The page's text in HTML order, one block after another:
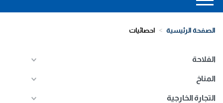
Main
navigation
الصفحة الرئيسية احصائيات
الفلاحة
المناخ
التجارة الخارجية